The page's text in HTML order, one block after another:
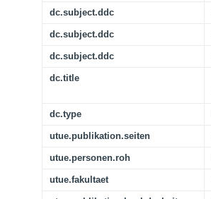
dc.subject.ddc
dc.subject.ddc
dc.subject.ddc
dc.title
dc.type
utue.publikation.seiten
utue.personen.roh
utue.fakultaet